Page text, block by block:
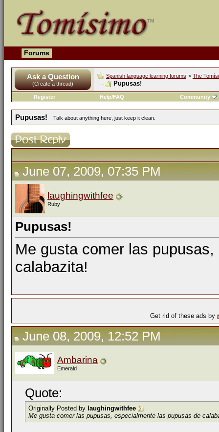
Forums
Ask a Question
(Create a thread)
Spanish language learning forums > The
Pupusas!
Register Help/FAQ Community
Pupusas! Talk about anything here, just keep it clean.
June 07, 2009, 07:35 PM
laughingwithfee
Ruby
Pupusas!
Me gusta comer las
calabazita!
Get rid of these ads by
June 08, 2009, 12:52 PM
Ambarina
Emerald
Quote:
Originally Posted by laughingwithfee
Me gusta comer las pupusas, especialmente las pupusas de